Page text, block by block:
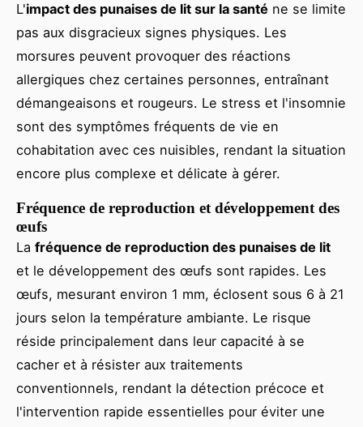
L'impact des punaises de lit sur la santé ne se limite
pas aux disgracieux signes physiques. Les
morsures peuvent provoquer des réactions
allergiques chez certaines personnes, entraînant
démangeaisons et rougeurs. Le stress et l'insomnie
sont des symptômes fréquents de vie en
cohabitation avec ces nuisibles, rendant la situation
encore plus complexe et délicate à gérer.
Fréquence de reproduction et développement des
œufs
La fréquence de reproduction des punaises de lit
et le développement des œufs sont rapides. Les
œufs, mesurant environ 1 mm, éclosent sous 6 à 21
jours selon la température ambiante. Le risque
réside principalement dans leur capacité à se
cacher et à résister aux traitements
conventionnels, rendant la détection précoce et
l'intervention rapide essentielles pour éviter une